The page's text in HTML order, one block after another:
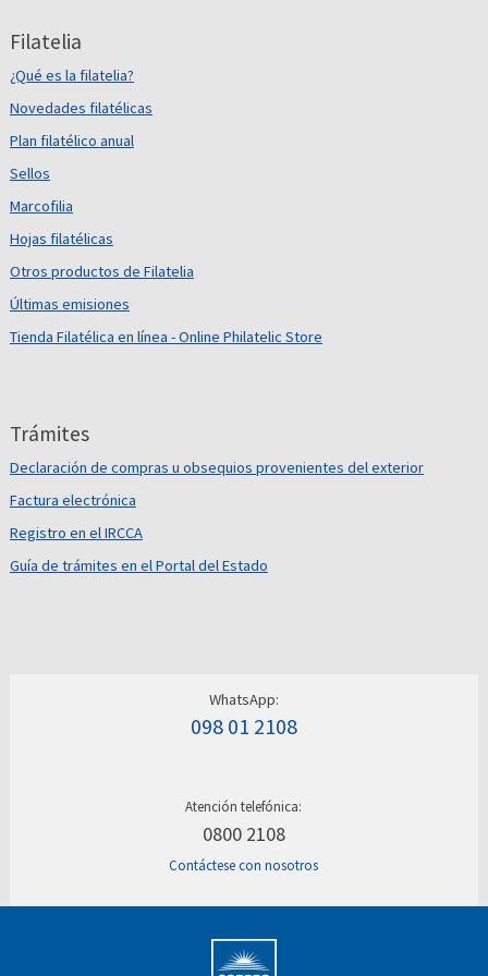
Filatelia
¿Qué es la filatelia?
Novedades filatélicas
Plan filatélico anual
Sellos
Marcofilia
Hojas filatélicas
Otros productos de Filatelia
Últimas emisiones
Tienda Filatélica en línea - Online Philatelic Store
Trámites
Declaración de compras u obsequios provenientes del exterior
Factura electrónica
Registro en el IRCCA
Guía de trámites en el Portal del Estado
WhatsApp:
098 01 2108
Atención telefónica:
0800 2108
Contáctese con nosotros